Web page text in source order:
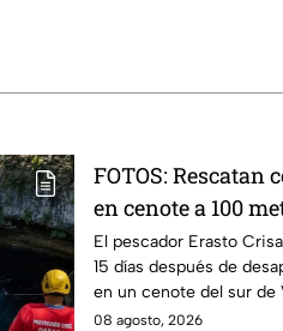
FOTOS: Rescatan
en cenote a 100
sobrevivió 15 días
El pescador Erasto
15 días después de
en un cenote del sur de
08 agosto, 2026